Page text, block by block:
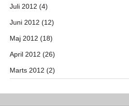
Juli 2012 (4)
Juni 2012 (12)
Maj 2012 (18)
April 2012 (26)
Marts 2012 (2)